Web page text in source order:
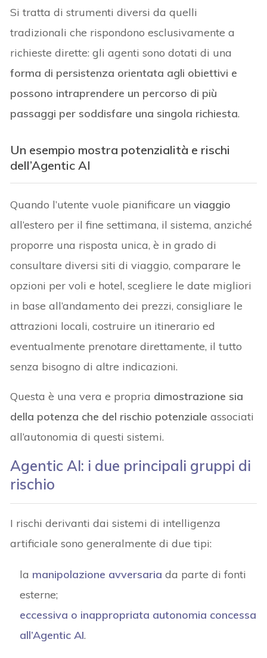
Si tratta di strumenti diversi da quelli
tradizionali che rispondono esclusivamente a
richieste dirette: gli agenti sono dotati di una
forma di persistenza orientata agli obiettivi e
possono intraprendere un percorso di più
passaggi per soddisfare una singola richiesta.
Un esempio mostra potenzialità e rischi
dell’Agentic AI
Quando l’utente vuole pianificare unviaggio
all’estero per il fine settimana, il sistema, anziché
proporre una risposta unica, è in grado di
consultare diversi siti di viaggio, comparare le
opzioni per voli e hotel, scegliere le date migliori
in base all’andamento dei prezzi, consigliare le
attrazioni locali, costruire un itinerario ed
eventualmente prenotare direttamente, il tutto
senza bisogno di altre indicazioni.
Questa è una vera e propria dimostrazione sia
della potenza che del rischio potenziale associati
all’autonomia di questi sistemi.
Agentic AI: i due principali gruppi di
rischio
I rischi derivanti dai sistemi di intelligenza
artificiale sono generalmente di due tipi:
la manipolazione avversaria da parte di fonti
esterne;
eccessiva o inappropriata autonomia concessa
all’Agentic AI.